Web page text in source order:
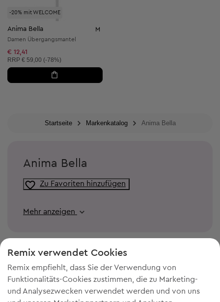
-20% mit WELCOME
Anima Bella M
Damen Übergangsmantel
€ 12,41
Unverbindliche Preisempfehlung:
RRP € 59,00 (-78%)
Startseite Markenkatalog Anima Bella
Anima Bella
Zu Favoriten hinzufügen
Mehr anzeigen
Remix verwendet Cookies
Remix empfiehlt, dass Sie der Verwendung von
Funktionalitäts-Cookies zustimmen, die zu Marketing-
und Analysezwecken verwendet werden und von uns